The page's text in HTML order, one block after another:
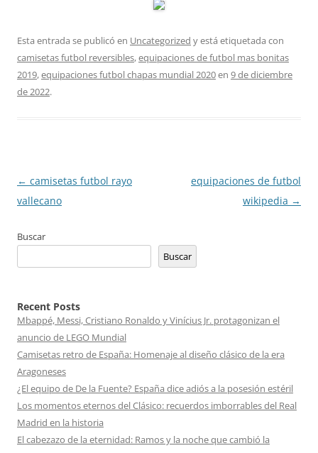
Esta entrada se publicó en Uncategorized y está etiquetada con
camisetas futbol reversibles,equipaciones de futbol mas bonitas
2019,equipaciones futbol chapas mundial 2020en 9 de diciembre
de 2022.
Navegación
de
← camisetas futbol rayo
vallecano
equipaciones de futbol
wikipedia →
Buscar
Buscar
Recent Posts
Mbappé, Messi, Cristiano Ronaldo y Vinícius Jr. protagonizan el
anuncio de LEGO Mundial
Camisetas retro de España: Homenaje al diseño clásico de la era
Aragoneses
¿El equipo de De la Fuente? España dice adiós a la posesión estéril
Los momentos eternos del Clásico: recuerdos imborrables del Real
Madrid en la historia
El cabezazo de la eternidad: Ramos y la noche que cambió la